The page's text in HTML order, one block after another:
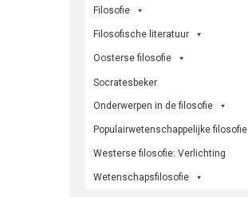
Filosofie
Filosofische literatuur
Oosterse filosofie
Socratesbeker
Onderwerpen in de filosofie
Populairwetenschappelijke filosofie
Westerse filosofie: Verlichting
Wetenschapsfilosofie